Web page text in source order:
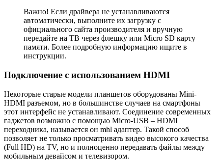
Важно! Если драйвера не устанавливаются
автоматически, выполните их загрузку с
официального сайта производителя и вручную
передайте на ТВ через флешку или Micro SD карту
памяти. Более подробную информацию ищите в
инструкции.
Подключение с использованием HDMI
Некоторые старые модели планшетов оборудованы Mini-
HDMI разъемом, но в большинстве случаев на смартфоны
этот интерфейс не устанавливают. Соединение современных
гаджетов возможно с помощью Micro-USB – HDMI
переходника, называется он mhl адаптер. Такой способ
позволяет не только просматривать видео высокого качества
(Full HD) на TV, но и полноценно передавать файлы между
мобильным девайсом и телевизором.